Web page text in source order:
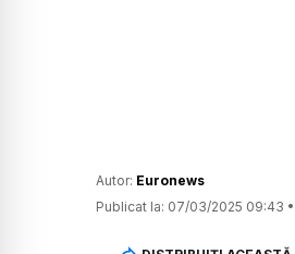
Autor: Euronews
Publicat la: 07/03/2025 09:43 •